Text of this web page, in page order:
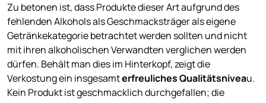
Zu betonen ist, dass Produkte dieser Art aufgrund des
fehlenden Alkohols als Geschmacksträger als eigene
Getränkekategorie betrachtet werden sollten und nicht
mit ihren alkoholischen Verwandten verglichen werden
dürfen. Behält man dies im Hinterkopf, zeigt die
Verkostung ein insgesamterfreuliches Qualitätsniveau.
Kein Produkt ist geschmacklich durchgefallen; die